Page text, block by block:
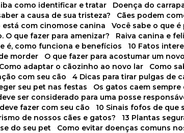
como identificar e tratar
Doença do
a causa de sua tristeza?
Cães podem
está com cinomose canina
Você sabe o que
O que fazer para amenizar?
Raiva canina e
é, como funciona e benefícios
10 Fatos
morder
O que fazer para acostumar um
Como adaptar o cãozinho ao novo lar
Como
com seu cão
4 Dicas para tirar pulgas de
seu pet nas festas
Os gatos caem sempre
ser considerado para uma posse
deve fazer com seu cão
10 Sinais fofos de que
de nossos cães e gatos?
13 Plantas
do seu pet
Como evitar doenças comuns